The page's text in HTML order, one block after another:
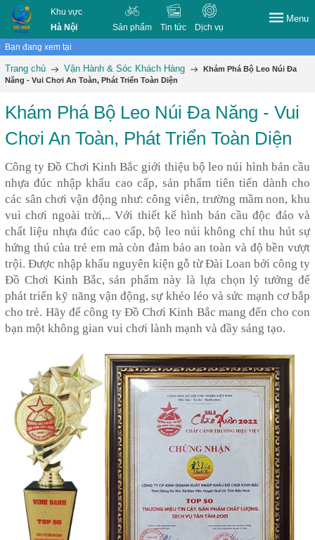
Khu vực
Hà Nội
Sản phẩm Tin tức Dịch vụ
Menu
Bạn đang xem tại
Trang chủ Vận Hành & Sóc Khách Hàng
Khám Phá Bộ Leo Núi Đa
Năng - Vui Chơi An Toàn, Phát Triển Toàn Diện
Khám Phá Bộ Leo Núi Đa Năng - Vui
Chơi An Toàn, Phát Triển Toàn Diện
Công ty Đồ Chơi Kinh Bắc giới thiệu bộ leo núi hình bán cầu
nhựa đúc nhập khẩu cao cấp, sản phẩm tiên tiến dành cho
các sân chơi vận động như: công viên, trường mầm non, khu
vui chơi ngoài trời,.. Với thiết kế hình bán cầu độc đáo và
chất liệu nhựa đúc cao cấp, bộ leo núi không chỉ thu hút sự
hứng thú của trẻ em mà còn đảm bảo an toàn và độ bền vượt
trội. Được nhập khẩu nguyên kiện gỗ từ Đài Loan bởi công ty
Đồ Chơi Kinh Bắc, sản phẩm này là lựa chọn lý tưởng để
phát triển kỹ năng vận động, sự khéo léo và sức mạnh cơ bắp
cho trẻ. Hãy để công ty Đồ Chơi Kinh Bắc mang đến cho con
bạn một không gian vui chơi lành mạnh và đầy sáng tạo.